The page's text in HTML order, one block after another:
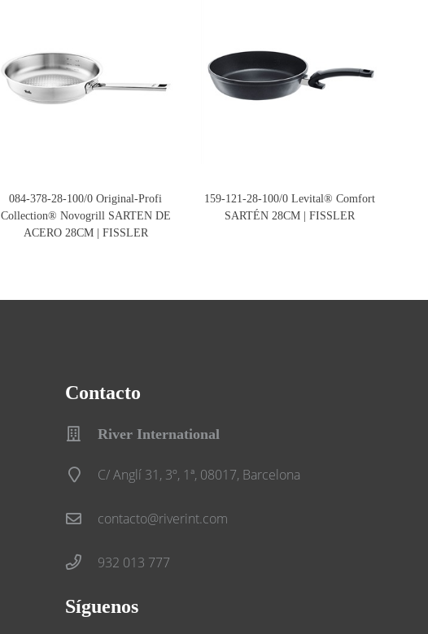
084-378-28-100/0 Original-Profi
Collection® Novogrill SARTEN DE
ACERO 28CM | FISSLER
159-121-28-100/0 Levital® Comfort
SARTÉN 28CM | FISSLER
Contacto
River International
C/ Anglí 31, 3º, 1ª, 08017, Barcelona
contacto@riverint.com
932 013 777
Síguenos